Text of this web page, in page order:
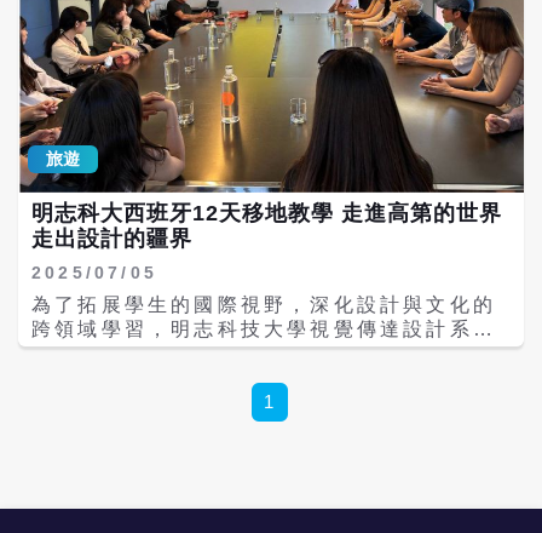
旅遊
明志科大西班牙12天移地教學 走進高第的世界
走出設計的疆界
2025/07/05
為了拓展學生的國際視野，深化設計與文化的
跨領域學習，明志科技大學視覺傳達設計系今
年6月特別舉辦為期12天的西班牙移地教學課
次課程獲得校方大力支持，鼓勵學生走出台
灣、親身體驗異國文化，結合學術與實地觀
1